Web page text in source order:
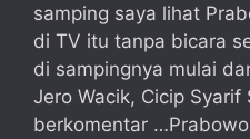
samping saya lihat
di TV itu tanpa bicara
di sampingnya mulai
Jero Wacik, Cicip
berkomentar